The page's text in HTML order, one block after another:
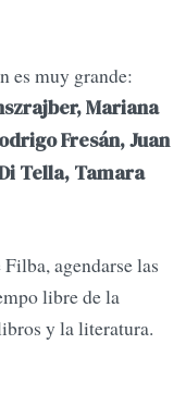
es muy grande:
Mariana
Fresán, Juan
Tella, Tamara
agendarse las
libre de la
y la literatura.